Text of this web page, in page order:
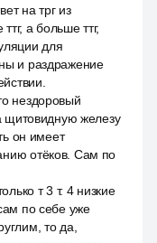
на трг из
а больше ттг,
для
и раздражение
нездоровый
щитовидную железу
он имеет
отёков. Сам по
т 3 т. 4 низкие
по себе уже
то да,